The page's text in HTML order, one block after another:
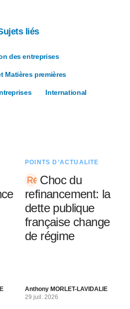
liés
des entreprises
Matières premières
International
POINTS D’ACTUALITÉ
Choc du
refinancement: la
dette publique
française change
de régime
Anthony MORLET-LAVIDALIE
29 juil. 2026